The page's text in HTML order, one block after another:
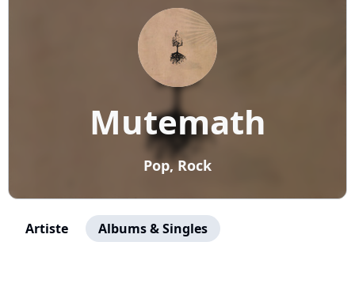
Mutemath
Pop, Rock
Artiste Albums & Singles